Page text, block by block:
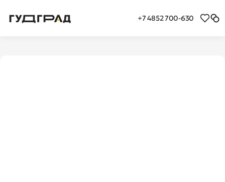
+7 4852 700-630